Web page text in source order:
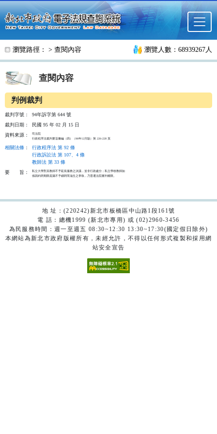
跳至主要內容
瀏覽路徑： > 查閱內容 瀏覽人數：68939267人
查閱內容
判例裁判
裁判字號：
94年訴字第 644 號
裁判日期：
民國 95 年 02 月 15 日
資料來源：
司法院
行政程序法裁判要旨彙編（四）（96年12月版）第 226-228 頁
相關法條 ：
行政程序法 第 92 條
行政訴訟法 第 107、4 條
教師法 第 33 條
要
旨：
私立大學對其教師不予延長服務之決議，並非行政處分；私立學校教師如
係因約聘期限屆滿不予續聘而滋生之爭執，乃普通法院審判權限。
地 址：(220242)新北市板橋區中山路1段161號
電 話：總機1999 (新北市專用) 或 (02)2960-3456
為民服務時間：週一至週五 08:30~12:30 13:30~17:30(國定假日除外)
本網站為新北市政府版權所有，未經允許，不得以任何形式複製和採用網
站安全宣告